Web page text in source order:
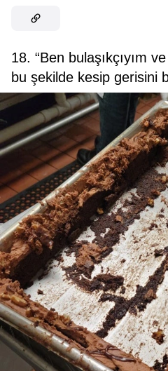
18. “Ben bulaşıkçıyım
bu şekilde kesip gerisini